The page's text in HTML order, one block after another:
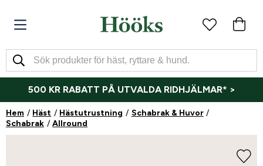
500 KR RABATT PÅ UTVALDA RIDHJÄLMAR* >
Hem Häst Hästutrustning
Schabrak & Huvor
Schabrak
Allround